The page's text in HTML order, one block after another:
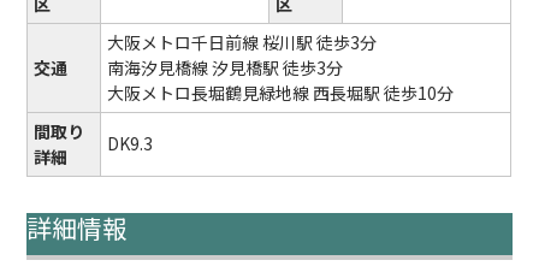
交通
大阪メトロ千日前線 桜川駅 徒歩3分
南海汐見橋線 汐見橋駅 徒歩3分
大阪メトロ長堀鶴見緑地線 西長堀駅 徒歩10分
間取り
詳細
DK9.3
詳細情報